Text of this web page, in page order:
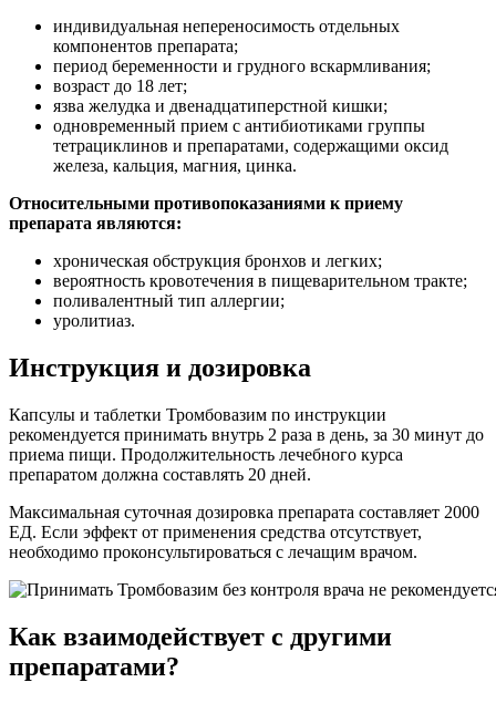
индивидуальная непереносимость отдельных
компонентов препарата;
период беременности и грудного вскармливания;
возраст до 18 лет;
язва желудка и двенадцатиперстной кишки;
одновременный прием с антибиотиками группы
тетрациклинов и препаратами, содержащими оксид
железа, кальция, магния, цинка.
Относительными противопоказаниями к приему
препарата являются:
хроническая обструкция бронхов и легких;
вероятность кровотечения в пищеварительном тракте;
поливалентный тип аллергии;
уролитиаз.
Инструкция и дозировка
Капсулы и таблетки Тромбовазим по инструкции
рекомендуется принимать внутрь 2 раза в день, за 30 минут до
приема пищи. Продолжительность лечебного курса
препаратом должна составлять 20 дней.
Максимальная суточная дозировка препарата составляет 2000
ЕД. Если эффект от применения средства отсутствует,
необходимо проконсультироваться с лечащим врачом.
Как взаимодействует с другими
препаратами?